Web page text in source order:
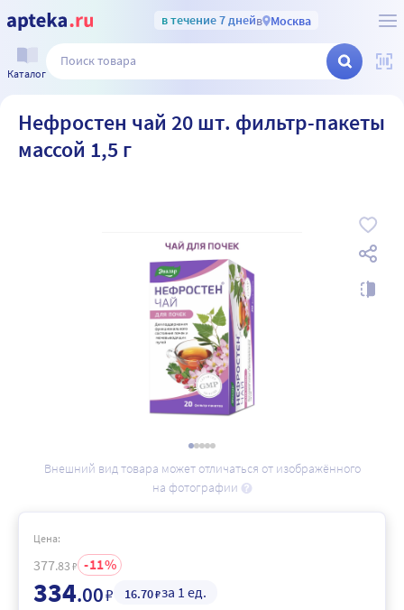
в течение 7 днейв Москва
Каталог
Нефростен чай 20 шт. фильтр-пакеты
массой 1,5 г
Внешний вид товара может отличаться от изображённого
на фотографии
Цена:
377.83 ₽ 11
334.00₽ 16.70₽за 1 ед.